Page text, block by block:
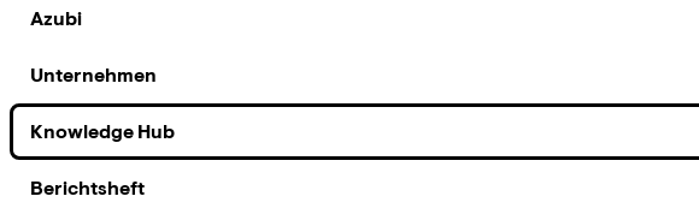
Azubi
Unternehmen
Knowledge Hub
Berichtsheft